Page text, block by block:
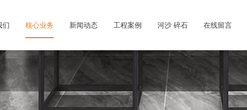
们 核心业务 新闻动态 工程案例 河沙 碎石 在线留言